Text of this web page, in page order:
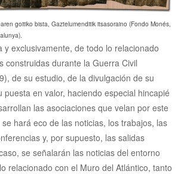
goitiko bista, Gaztelumenditik itsasoraino (Fondo Monés,
y exclusivamente, de todo lo relacionado
construidas durante la Guerra Civil
de su estudio, de la divulgación de su
puesta en valor, haciendo especial hincapié
las asociaciones que velan por este
hará eco de las noticias, los trabajos, las
y, por supuesto, las salidas
se señalarán las noticias del entorno
relacionado con el Muro del Atlántico, tanto